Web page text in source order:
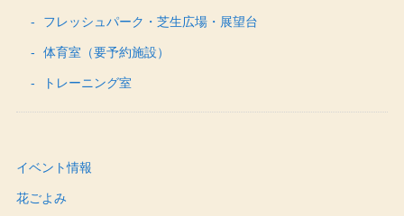
フレッシュパーク・芝生広場・展望台
体育室（要予約施設）
トレーニング室
イベント情報
花ごよみ